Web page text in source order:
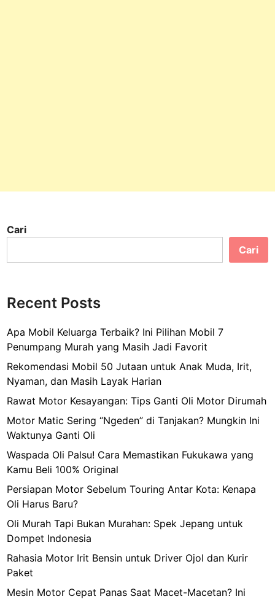
Cari
Cari
Recent Posts
Apa Mobil Keluarga Terbaik? Ini Pilihan Mobil 7
Penumpang Murah yang Masih Jadi Favorit
Rekomendasi Mobil 50 Jutaan untuk Anak Muda, Irit,
Nyaman, dan Masih Layak Harian
Rawat Motor Kesayangan: Tips Ganti Oli Motor Dirumah
Motor Matic Sering “Ngeden” di Tanjakan? Mungkin Ini
Waktunya Ganti Oli
Waspada Oli Palsu! Cara Memastikan Fukukawa yang
Kamu Beli 100% Original
Persiapan Motor Sebelum Touring Antar Kota: Kenapa
Oli Harus Baru?
Oli Murah Tapi Bukan Murahan: Spek Jepang untuk
Dompet Indonesia
Rahasia Motor Irit Bensin untuk Driver Ojol dan Kurir
Paket
Mesin Motor Cepat Panas Saat Macet-Macetan? Ini